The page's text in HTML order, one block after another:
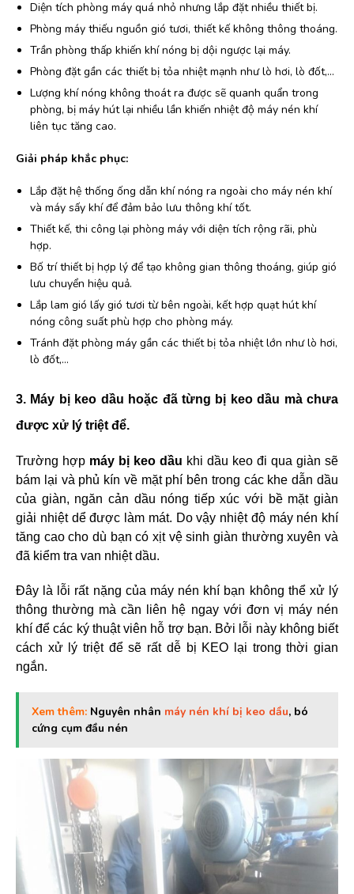
Diện tích phòng máy quá nhỏ nhưng lắp đặt nhiều thiết bị.
Phòng máy thiếu nguồn gió tươi, thiết kế không thông thoáng.
Trần phòng thấp khiến khí nóng bị dội ngược lại máy.
Phòng đặt gần các thiết bị tỏa nhiệt mạnh như lò hơi, lò đốt,…
Lượng khí nóng không thoát ra được sẽ quanh quẩn trong
phòng, bị máy hút lại nhiều lần khiến nhiệt độ máy nén khí
liên tục tăng cao.
Giải pháp khắc phục:
Lắp đặt hệ thống ống dẫn khí nóng ra ngoài cho máy nén khí
và máy sấy khí để đảm bảo lưu thông khí tốt.
Thiết kế, thi công lại phòng máy với diện tích rộng rãi, phù
hợp.
Bố trí thiết bị hợp lý để tạo không gian thông thoáng, giúp gió
lưu chuyển hiệu quả.
Lắp lam gió lấy gió tươi từ bên ngoài, kết hợp quạt hút khí
nóng công suất phù hợp cho phòng máy.
Tránh đặt phòng máy gần các thiết bị tỏa nhiệt lớn như lò hơi,
lò đốt,…
3. Máy bị keo dầu hoặc đã từng bị keo dầu mà chưa
được xử lý triệt để.
Trường hợp máy bị keo dầu khi dầu keo đi qua giàn sẽ
bám lại và phủ kín về mặt phí bên trong các khe dẫn dầu
của giàn, ngăn cản dầu nóng tiếp xúc với bề mặt giàn
giải nhiệt dể được làm mát. Do vậy nhiệt độ máy nén khí
tăng cao cho dù bạn có xịt vệ sinh giàn thường xuyên và
đã kiểm tra van nhiệt dầu.
Đây là lỗi rất nặng của máy nén khí bạn không thể xử lý
thông thường mà cần liên hệ ngay với đơn vị máy nén
khí để các ký thuật viên hỗ trợ bạn. Bởi lỗi này không biết
cách xử lý triệt để sẽ rất dễ bị KEO lại trong thời gian
ngắn.
Xem thêm: Nguyên nhân máy nén khí bị keo dầu, bó
cứng cụm đầu nén